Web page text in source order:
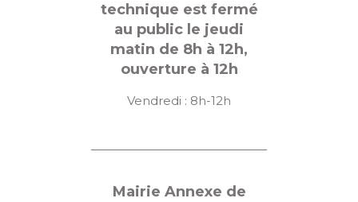
technique est fermé
au public le jeudi
matin de 8h à 12h,
ouverture à 12h
Vendredi : 8h-12h
Mairie Annexe de